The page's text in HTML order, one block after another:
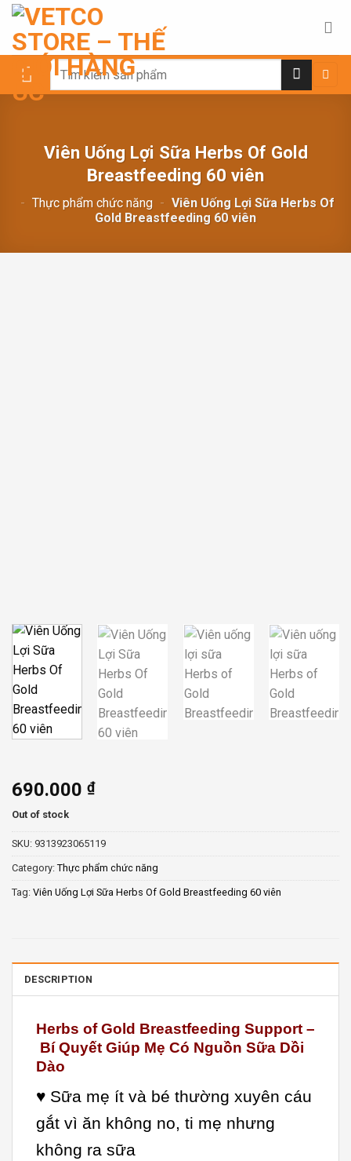
Chuyển
đến
nội
dung
Search
Viên Uống Lợi Sữa Herbs Of Gold
Breastfeeding 60 viên
- Thực phẩm chức năng - Viên Uống Lợi Sữa Herbs Of
Gold Breastfeeding 60 viên
690.000 ₫
Out of stock
SKU: 9313923065119
Category: Thực phẩm chức năng
Tag: Viên Uống Lợi Sữa Herbs Of Gold Breastfeeding 60 viên
DESCRIPTION
Herbs of Gold Breastfeeding Support –
Bí Quyết Giúp Mẹ Có Nguồn Sữa Dồi
Dào
♥ Sữa mẹ ít và bé thường xuyên cáu
gắt vì ăn không no, ti mẹ nhưng
không ra sữa